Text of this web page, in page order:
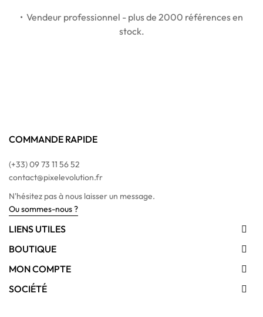
• Vendeur professionnel - plus de 2000 références en
stock.
COMMANDE RAPIDE
(+33) 09 73 11 56 52
contact@pixelevolution.fr
N'hésitez pas à nous laisser un message.
Ou sommes-nous ?
LIENS UTILES 
BOUTIQUE 
MON COMPTE 
SOCIÉTÉ 